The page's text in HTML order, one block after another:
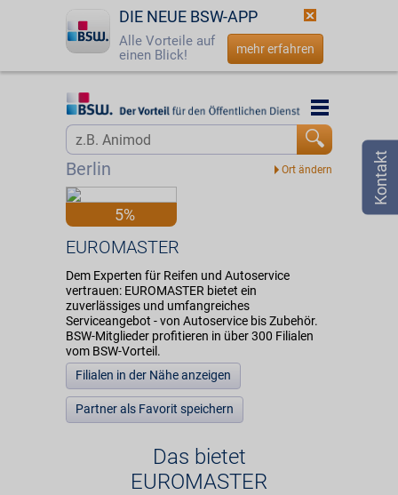
DIE NEUE BSW-APP
Alle Vorteile auf
einen Blick!
mehr erfahren
Startseite
Login
Berlin
Startseite
5%
EUROMASTER
Dem Experten für Reifen und Autoservice
vertrauen: EUROMASTER bietet ein
zuverlässiges und umfangreiches
Serviceangebot - von Autoservice bis Zubehör.
BSW-Mitglieder profitieren in über 300 Filialen
vom BSW-Vorteil.
Filialen in der Nähe anzeigen
Partner als Favorit speichern
Das bietet
EUROMASTER